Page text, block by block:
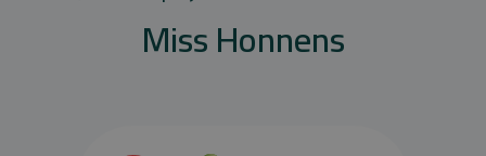
Miss Honnens